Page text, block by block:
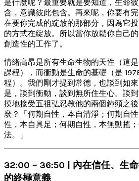
是什麼呢？最重要就是要知道，生命
含，意識彼此包含。再來呢，你要有
在要你完成的綻放的那部分，因為它
的方式在綻放。所以當你放鬆你自己
創造性的工作了。
情緒高昂是所有生命生物的天性（這
課程），而衝動是生命的基礎（是
程）。我們剛才提到常德，也談到如
是，談到衝動，談到無所住生心。談
摸地接受五祖弘忍教他的兩個鐘頭之
麼？「何期自性，本自清淨；何期自
性，本自具足；何期自性，本無動搖
法。」
32:00 – 36:50 | 內在信任、生
的終極意義